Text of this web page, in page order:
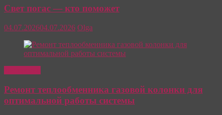
Свет погас — кто поможет
04.07.202604.07.2026 Olga
Ремонт теплообменника газовой колонки для
оптимальной работы системы